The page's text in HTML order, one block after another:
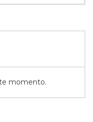
momento.